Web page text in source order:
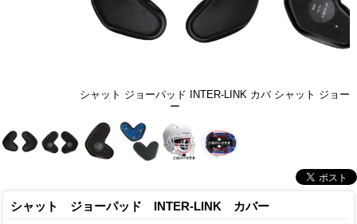
シャット ジョーパッド INTER-LINK カバ
ー
シャット ジョー
シャット ジョーパッド INTER-LINK カバー